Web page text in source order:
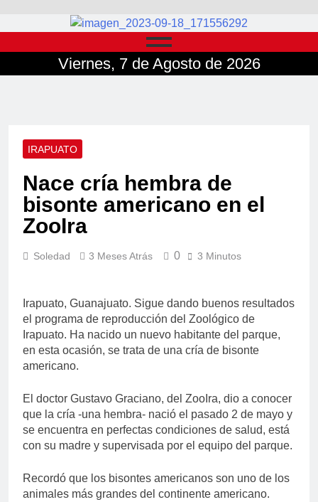
Viernes, 7 de Agosto de 2026
IRAPUATO
Nace cría hembra de
bisonte americano en el
ZooIra
Soledad 3 Meses Atrás 0 3 Minutos
Irapuato, Guanajuato. Sigue dando buenos resultados
el programa de reproducción del Zoológico de
Irapuato. Ha nacido un nuevo habitante del parque,
en esta ocasión, se trata de una cría de bisonte
americano.
El doctor Gustavo Graciano, del ZooIra, dio a conocer
que la cría -una hembra- nació el pasado 2 de mayo y
se encuentra en perfectas condiciones de salud, está
con su madre y supervisada por el equipo del parque.
Recordó que los bisontes americanos son uno de los
animales más grandes del continente americano.